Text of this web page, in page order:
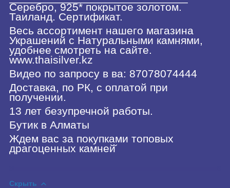
Серебро, 925* покрытое золотом.
Таиланд. Сертификат.
Весь ассортимент нашего магазина
Украшений с Натуральными камнями,
удобнее смотреть на сайте.
www.thaisilver.kz
Видео по запросу в ва: 87078074444
Доставка, по РК, с оплатой при
получении.
13 лет безупречной работы.
Бутик в Алматы
Ждем вас за покупками топовых
драгоценных камней̆
Скрыть